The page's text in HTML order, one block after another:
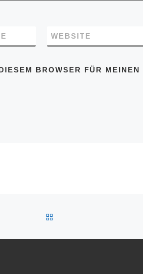
WEBSITE
BROWSER FÜR MEINEN